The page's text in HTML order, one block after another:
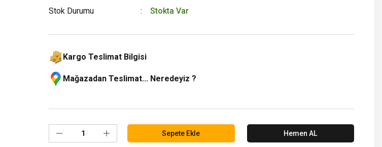
Stok Durumu
Stokta Var
Kargo Teslimat Bilgisi
Mağazadan Teslimat... Neredeyiz ?
Sepete Ekle Hemen AL